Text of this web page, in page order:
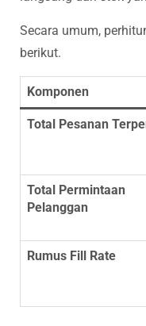
Secara umum,
berikut.
Komponen
Total Pesanan
Total Permintaan
Pelanggan
Rumus Fill Rate